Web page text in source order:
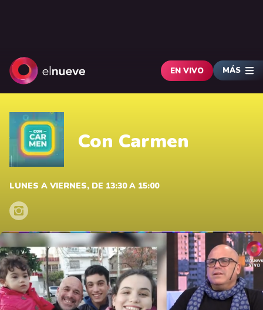
EN VIVO MÁS
Con Carmen
LUNES A VIERNES, DE 13:30 A 15:00